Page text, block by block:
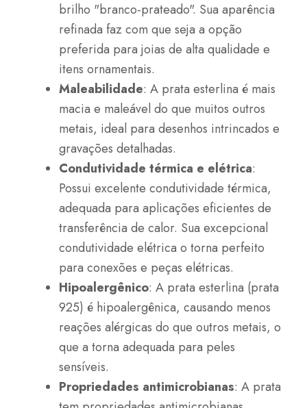
brilho "branco-prateado". Sua aparência
refinada faz com que seja a opção
preferida para joias de alta qualidade e
itens ornamentais.
Maleabilidade: A prata esterlina é mais
macia e maleável do que muitos outros
metais, ideal para desenhos intrincados e
gravações detalhadas.
Condutividade térmica e elétrica:
Possui excelente condutividade térmica,
adequada para aplicações eficientes de
transferência de calor. Sua excepcional
condutividade elétrica o torna perfeito
para conexões e peças elétricas.
Hipoalergênico: A prata esterlina (prata
925) é hipoalergênica, causando menos
reações alérgicas do que outros metais, o
que a torna adequada para peles
sensíveis.
Propriedades antimicrobianas: A prata